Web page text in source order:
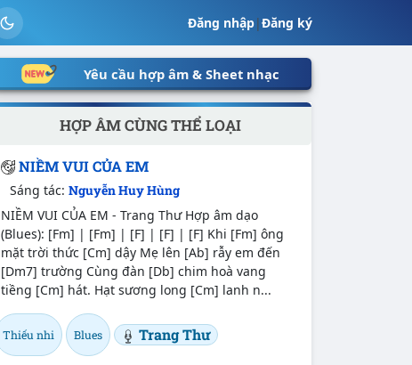
Đăng nhập|Đăng ký
Yêu cầu hợp âm & Sheet nhạc
HỢP ÂM CÙNG THỂ LOẠI
NIỀM VUI CỦA EM
Sáng tác:Nguyễn Huy Hùng
NIỀM VUI CỦA EM - Trang Thư Hợp âm dạo
(Blues): [Fm] | [Fm] | [F] | [F] | [F] Khi [Fm] ông
mặt trời thức [Cm] dậy Mẹ lên [Ab] rẫy em đến
[Dm7] trường Cùng đàn [Db] chim hoà vang
tiềng [Cm] hát. Hạt sương long [Cm] lanh n...
Thiếu nhi Blues Trang Thư